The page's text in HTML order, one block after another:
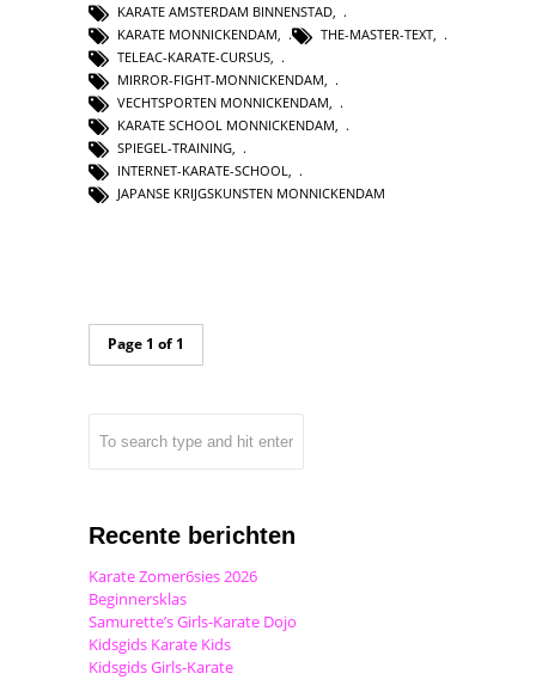
KARATE AMSTERDAM BINNENSTAD
KARATE MONNICKENDAM
THE-MASTER-TEXT
TELEAC-KARATE-CURSUS
MIRROR-FIGHT-MONNICKENDAM
VECHTSPORTEN MONNICKENDAM
KARATE SCHOOL MONNICKENDAM
SPIEGEL-TRAINING
INTERNET-KARATE-SCHOOL,
JAPANSE KRIJGSKUNSTEN MONNICKENDAM
Page 1 of 1
Recente berichten
Karate Zomer6sies 2026
Beginnersklas
Samurette’s Girls-Karate Dojo
Kidsgids Karate Kids
Kidsgids Girls-Karate